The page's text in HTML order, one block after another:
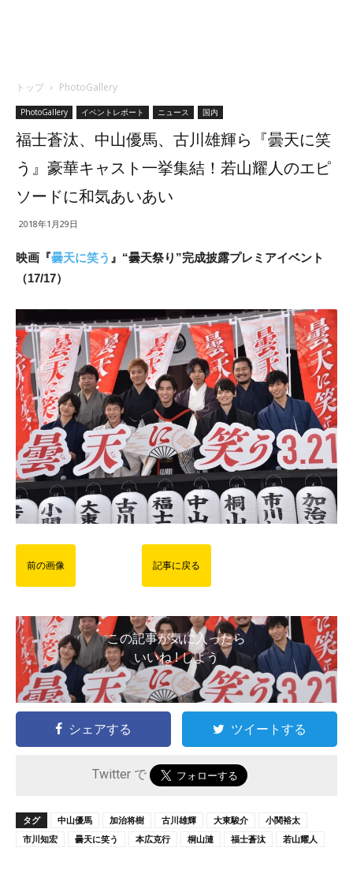
トップ PhotoGallery
PhotoGallery イベントレポート ニュース 国内
福士蒼汰、中山優馬、古川雄輝ら『曇天に笑
う』豪華キャスト一挙集結！若山耀人のエピ
ソードに和気あいあい
2018年1月29日
映画『曇天に笑う 』“曇天祭り”完成披露プレミアイベント
（17/17）
前の画像 記事に戻る
この記事が気に入ったら
いいね ! しよう
シェアする ツイートする
Twitter で
タグ 中山優馬 加治将樹 古川雄輝 大東駿介
小関裕太
市川知宏
曇天に笑う 本広克行 桐山漣 福士蒼汰 若山耀人